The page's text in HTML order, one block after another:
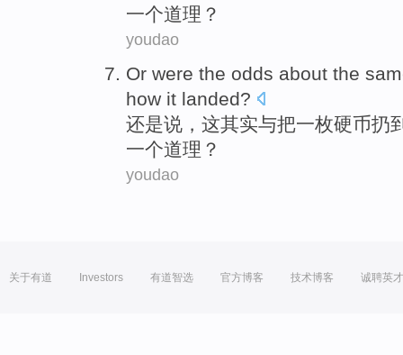
一个道理？
youdao
Or were the odds about the
how it landed?
还是说 ， 这其实与把一枚硬币扔
一个道理？
youdao
关于有道 Investors 有道智选 官方博客 技术博客 诚聘英才